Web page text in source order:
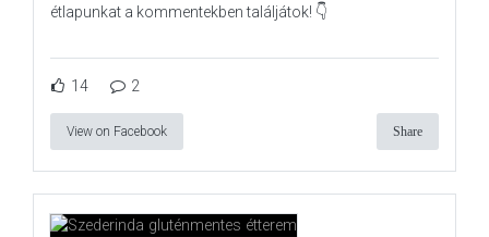
étlapunkat a kommentekben találjátok! 👇
14 2
View on Facebook Share